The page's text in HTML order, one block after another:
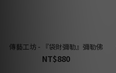
傳藝工坊 - 『袋財彌勒』彌勒佛
NT$880